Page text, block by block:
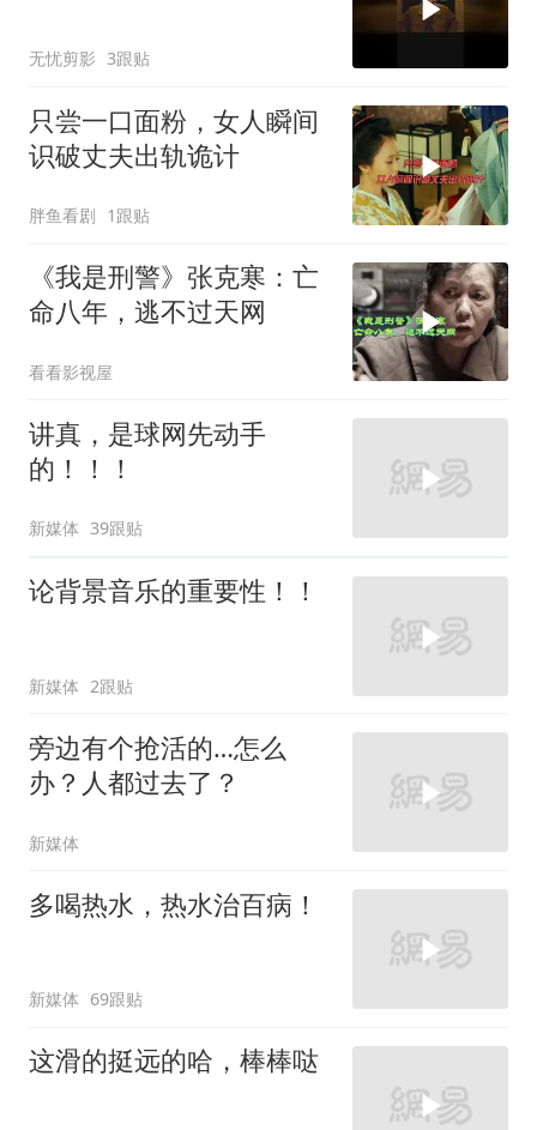
无忧剪影 3跟贴
只尝一口面粉，女人瞬间
识破丈夫出轨诡计
胖鱼看剧 1跟贴
《我是刑警》张克寒：亡
命八年，逃不过天网
看看影视屋
讲真，是球网先动手
的！！！
新媒体 39跟贴
论背景音乐的重要性！！
新媒体 2跟贴
旁边有个抢活的…怎么
办？人都过去了？
新媒体
多喝热水，热水治百病！
新媒体 69跟贴
这滑的挺远的哈，棒棒哒